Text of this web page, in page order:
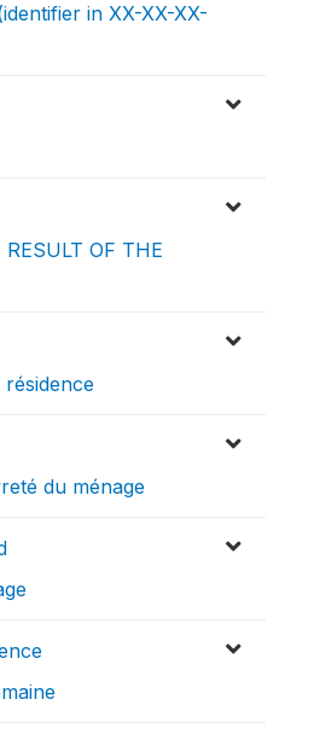
in XX-XX-XX-
OF THE
du ménage